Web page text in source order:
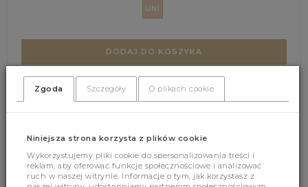
UNI
DODAJ DO KOSZYKA
(362) (0)
Zgoda Szczegóły O plikach cookie
Niniejsza strona korzysta z plików cookie
Wykorzystujemy pliki cookie do spersonalizowania treści i
reklam, aby oferować funkcje społecznościowe i analizować
ruch w naszej witrynie. Informacje o tym, jak korzystasz z